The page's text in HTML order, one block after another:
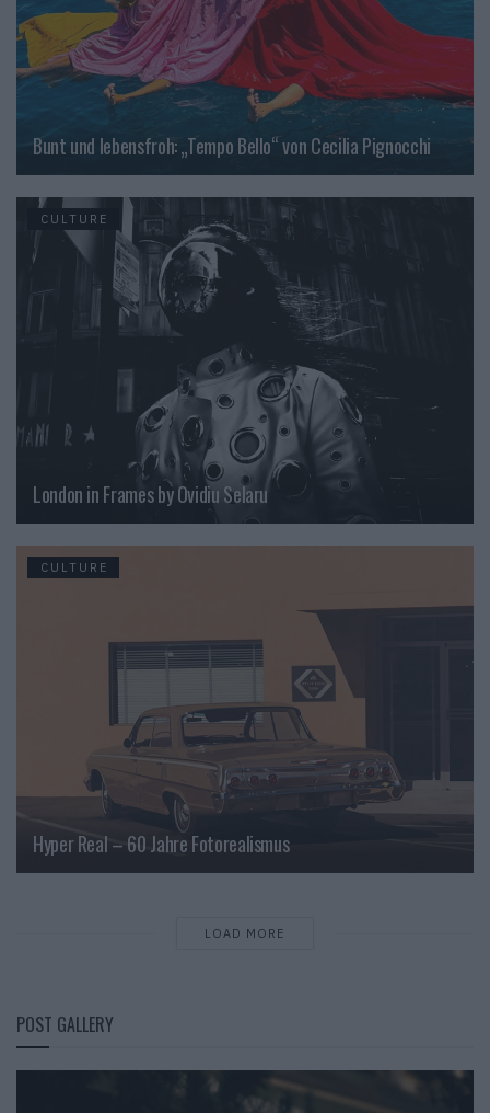
Bunt und lebensfroh: „Tempo Bello“ von Cecilia Pignocchi
CULTURE
London in Frames by Ovidiu Selaru
CULTURE
Hyper Real – 60 Jahre Fotorealismus
LOAD MORE
POST GALLERY